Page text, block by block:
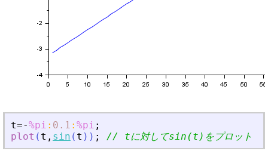
t=-%pi : 0.1 : %pi ;
plot ( t , sin ( t ) ) ; // tに対してsin(t)をプロット